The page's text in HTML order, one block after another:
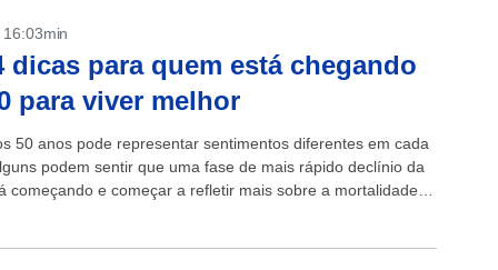
dicas para quem está chegando
para viver melhor
50 anos pode representar sentimentos diferentes em cada
podem sentir que uma fase de mais rápido declínio da
começando e começar a refletir mais sobre a mortalidade.